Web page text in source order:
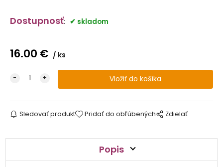
Dostupnosť: skladom
16.00 € ks
Sledovať produkt Pridať do obľúbených Zdielať
Popis